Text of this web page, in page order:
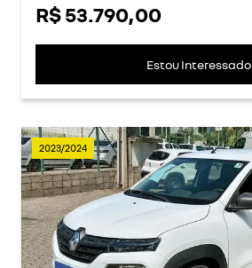
R$ 53.790,00
Estou Interessado
2023/2024